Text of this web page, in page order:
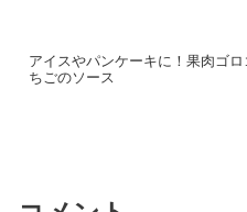
アイスやパンケーキに！果肉ゴ
ちごのソース